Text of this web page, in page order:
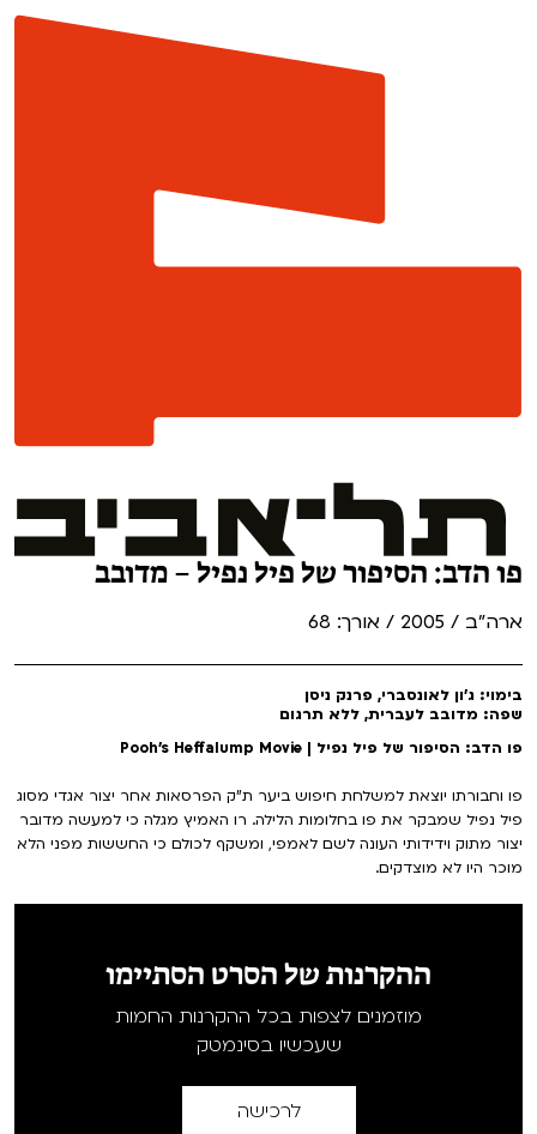
פו הדב: הסיפור של פיל נפיל – מדובב
ארה"ב / 2005 / אורך: 68
בימוי: ג'ון לאונסברי, פרנק ניסן
שפה: מדובב לעברית, ללא תרגום
פו הדב: הסיפור של פיל נפיל | Pooh's Heffalump Movie
פו וחבורתו יוצאת למשלחת חיפוש ביער ת"ק הפרסאות אחר יצור אגדי מסוג
פיל נפיל שמבקר את פו בחלומות הלילה. רו האמיץ מגלה כי למעשה מדובר
יצור מתוק וידידותי העונה לשם לאמפי, ומשקף לכולם כי החששות מפני הלא
מוכר היו לא מוצדקים.
ההקרנות של הסרט הסתיימו
מוזמנים לצפות בכל ההקרנות החמות
שעכשיו בסינמטק
לרכישה